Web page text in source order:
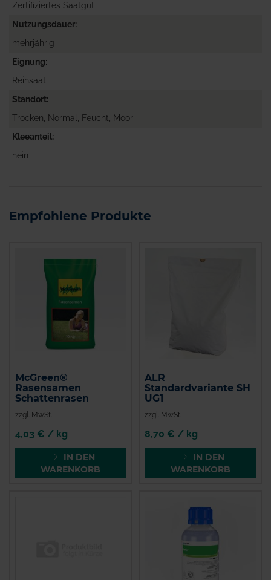
Zertifiziertes Saatgut
Nutzungsdauer
mehrjährig
Eignung
Reinsaat
Standort
Trocken, Normal, Feucht, Moor
Kleeanteil
nein
Empfohlene Produkte
McGreen®
Rasensamen
Schattenrasen
zzgl. MwSt.
4,03 € / kg
IN DEN
WARENKORB
ALR
Standardvariante SH
UG1
zzgl. MwSt.
8,70 € / kg
IN DEN
WARENKORB